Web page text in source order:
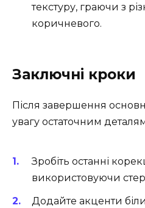
текстуру, граючи з
коричневого.
Заключні кроки
Після завершення
увагу остаточним
Зробіть останні
використовуючи
Додайте акценти